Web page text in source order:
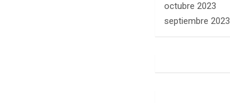
octubre 2023
septiembre 2023